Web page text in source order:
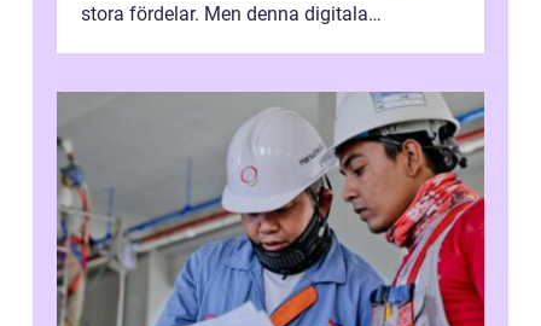
stora fördelar. Men denna digitala